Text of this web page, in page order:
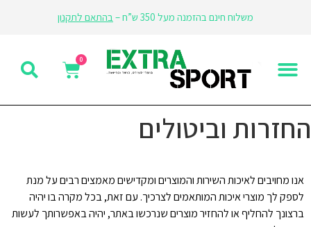
משלוח חינם בהזמנה מעל 350 ש”ח – בהתאם לתקנון
החזרות וביטולים
אנו מחויבים לאיכות השירות והמוצרים ומקדישים מאמצים רבים על מנת
לספק לך מוצרי איכות המותאמים לצרכיך. עם זאת, בכל מקרה בו יהיה
ברצונך להחליף או להחזיר מוצרים שנרכשו באתר, יהיה באפשרותך לעשות